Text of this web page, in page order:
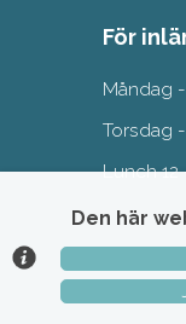
För
Måndag
Torsdag
Lunch 12
©
Den här